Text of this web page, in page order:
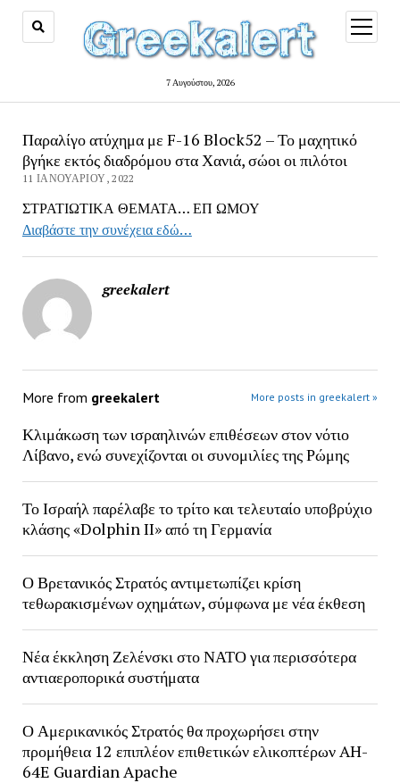
7 Αυγούστου, 2026
open
menu
Παραλίγο ατύχημα με F-16 Block52 – Το μαχητικό
βγήκε εκτός διαδρόμου στα Χανιά, σώοι οι πιλότοι
11 ΙΑΝΟΥΑΡΊΟΥ, 2022
ΣΤΡΑΤΙΩΤΙΚΑ ΘΕΜΑΤΑ… ΕΠ ΩΜΟΥ
Διαβάστε την συνέχεια εδώ…
greekalert
More from greekalert More posts in greekalert »
Κλιμάκωση των ισραηλινών επιθέσεων στον νότιο
Λίβανο, ενώ συνεχίζονται οι συνομιλίες της Ρώμης
Το Ισραήλ παρέλαβε το τρίτο και τελευταίο υποβρύχιο
κλάσης «Dolphin II» από τη Γερμανία
Ο Βρετανικός Στρατός αντιμετωπίζει κρίση
τεθωρακισμένων οχημάτων, σύμφωνα με νέα έκθεση
Νέα έκκληση Ζελένσκι στο ΝΑΤΟ για περισσότερα
αντιαεροπορικά συστήματα
Ο Αμερικανικός Στρατός θα προχωρήσει στην
προμήθεια 12 επιπλέον επιθετικών ελικοπτέρων AH-
64E Guardian Apache